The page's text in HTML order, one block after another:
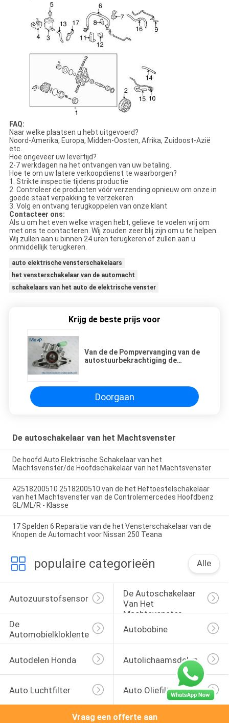
FAQ:
Naar welke plaatsen u hebt uitgevoerd?
Noord-Amerika, Europa, Midden-Oosten, Afrika, Zuidoost-Azië
etc.
Hoe ongeveer uw levertijd?
2-7 werkdagen na het ontvangen van uw betaling.
Hoe te om uw latere verkoopdienst te waarborgen?
1. Strikte inspectie tijdens productie
2. Controleer de producten vóór verzending opnieuw om onze in
goede staat verpakking te verzekeren
3. Volg en ontvang terugkoppelen van onze klant
Contacteer ons:
Als u om het even welke vragen hebt, gelieve te voelen vrij om
met ons te contacteren. Wij zouden zeer blij zijn om u te helpen.
Wij zullen aan u binnen 24 uren terugkeren of zullen aan u
onmiddellijk terugkeren.
auto elektrische vensterschakelaars
het vensterschakelaar van de automacht
schakelaars van het auto de elektrische venster
Krijg de beste prijs voor
Van de de Pompvervanging van de
autostuurbekrachtiging de
Doorgaan
De autoschakelaar van het Machtsvenster
De hoofd Auto Elektrische Schakelaar van het
Machtsvenster/de Hoofdschakelaar van het Machtsvenster
A2518200510 2518200510 van de het Heftoestelschakelaar
van het Machtsvenster van de Controlemercedes Hoofdbenz
GL/ML/R - Klasse
17 Spelden 6 Reparatie van de het Vensterschakelaar van de
Knopen de Automacht voor Nissan 250 Teana
populaire categorieën Alle
Autozuurstofsensor
De Autoschakelaar
Van Het
Machtsvenster
De
Automobielkloklente
Autobobine
Autodelen Honda Autolichaamsdelen
Auto Luchtfilter Auto Oliefilters
Vraag een offerte aan